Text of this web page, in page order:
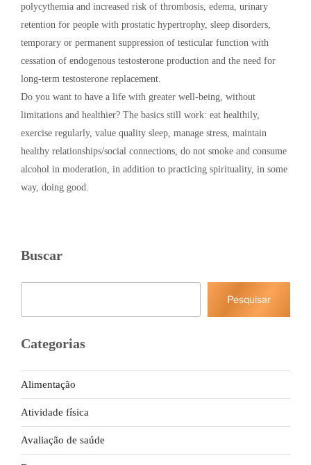
polycythemia and increased risk of thrombosis, edema, urinary
retention for people with prostatic hypertrophy, sleep disorders,
temporary or permanent suppression of testicular function with
cessation of endogenous testosterone production and the need for
long-term testosterone replacement.
Do you want to have a life with greater well-being, without
limitations and healthier? The basics still work: eat healthily,
exercise regularly, value quality sleep, manage stress, maintain
healthy relationships/social connections, do not smoke and consume
alcohol in moderation, in addition to practicing spirituality, in some
way, doing good.
Buscar
Pesquisar
Categorias
Alimentação
Atividade física
Avaliação de saúde